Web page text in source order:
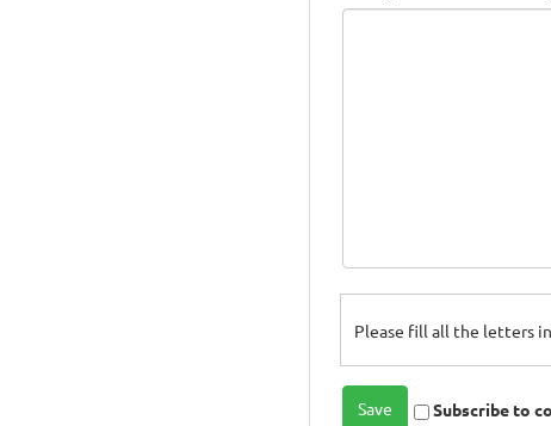
Please fill all the letters
Subscribe to